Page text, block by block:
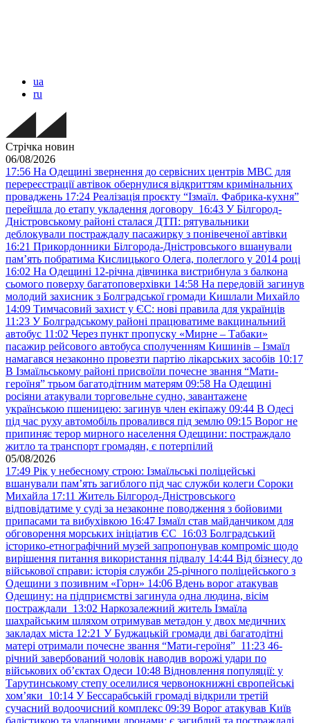
ua
ru
Стрічка новин
06/08/2026
17:56 На Одещині звернення до сервісних центрів МВС для
перереєстрації автівок обернулися відкриттям кримінальних
проваджень 17:24 Реалізація проєкту “Ізмаїл. Фабрика-кухня”
перейшла до етапу укладення договору 16:43 У Білгород-
Дністровському районі сталася ДТП: рятувальники
деблокували постраждалу пасажирку з понівеченої автівки
16:21 Прикордонники Білгорода-Дністровського вшанували
пам’ять побратима Кислицького Олега, полеглого у 2014 році
16:02 На Одещині 12-річна дівчинка вистрибнула з балкона
сьомого поверху багатоповерхівки 14:58 На передовій загинув
молодий захисник з Болградської громади Кишлали Михайло
14:09 Тимчасовий захист у ЄС: нові правила для українців
11:23 У Болградському районі працюватиме вакцинальний
автобус 11:02 Через пункт пропуску «Мирне – Табаки»
пасажир рейсового автобуса сполученням Кишинів – Ізмаїл
намагався незаконно провезти партію лікарських засобів 10:17
В Ізмаїльському районі присвоїли почесне звання “Мати-
героїня” трьом багатодітним матерям 09:58 На Одещині
росіяни атакували торговельне судно, завантажене
українською пшеницею: загинув член екіпажу 09:44 В Одесі
під час руху автомобіль провалився під землю 09:15 Ворог не
припиняє терор мирного населення Одещини: постраждало
житло та транспорт громадян, є потерпілий
05/08/2026
17:49 Рік у небесному строю: Ізмаїльські поліцейські
вшанували пам’ять загиблого під час служби колеги Сороки
Михайла 17:11 Житель Білгород-Дністровського
відповідатиме у суді за незаконне поводження з бойовими
припасами та вибухівкою 16:47 Ізмаїл став майданчиком для
обговорення морських ініціатив ЄС 16:03 Болградський
історико-етнографічний музей запропонував компроміс щодо
вирішення питання використання підвалу 14:44 Від бізнесу до
військової справи: історія служби 25-річного поліцейського з
Одещини з позивним «Горн» 14:06 Вдень ворог атакував
Одещину: на підприємстві загинула одна людина, вісім
постраждали 13:02 Наркозалежний житель Ізмаїла
шахрайським шляхом отримував метадон у двох медичних
закладах міста 12:21 У Буджацькій громади дві багатодітні
матері отримали почесне звання “Мати-героїня” 11:23 46-
річний завербований чоловік наводив ворожі удари по
військових обʼєктах Одеси 10:48 Відновлення популяції: у
Тарутинському степу оселилися червонокнижні європейські
хом’яки 10:14 У Бессарабській громаді відкрили третій
сучасний водоочисний комплекс 09:39 Ворог атакував Київ
балістикою та ударними дронами: є загиблий та постраждалі